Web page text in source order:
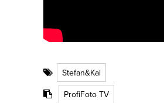
Stefan&Kai
ProfiFoto TV